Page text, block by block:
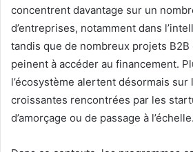
concentrent davantage sur un
d’entreprises, notamment dans
tandis que de nombreux projets
peinent à accéder au financement.
l’écosystème alertent désormais
croissantes rencontrées par les
d’amorçage ou de passage à l’échelle.